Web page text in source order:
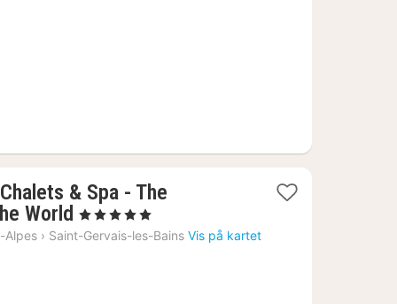
& Spa - The
World 1
natt
, 5 Stjerner
Alpes › Saint-Gervais-les-Bains Vis på kartet